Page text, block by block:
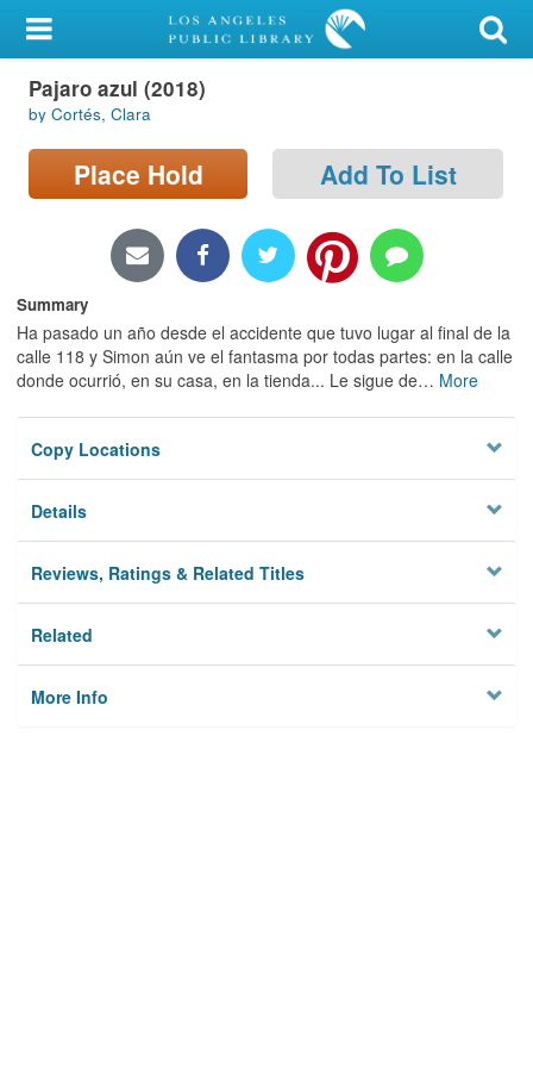
My Account
Library Card
Sign In
Locations/Hours (external
page)
Privacy
Pajaro azul (2018)
by Cortés, Clara
Place Hold Add To List
Summary
Ha pasado un año desde el accidente que tuvo lugar al final de la
calle 118 y Simon aún ve el fantasma por todas partes: en la calle
donde ocurrió, en su casa, en la tienda... Le sigue de… More
Copy Locations
Details
Reviews, Ratings & Related Titles
Related
More Info